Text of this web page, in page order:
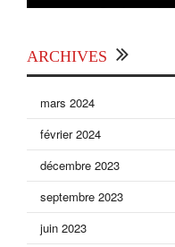
ARCHIVES
mars 2024
février 2024
décembre 2023
septembre 2023
juin 2023